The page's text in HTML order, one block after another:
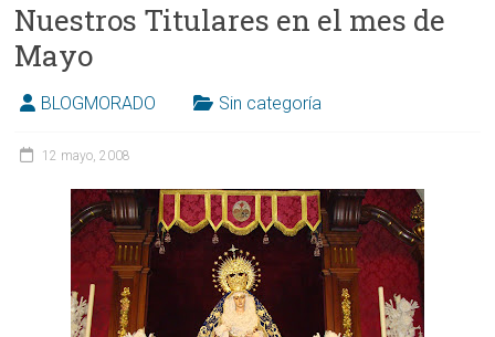
las
Aguas
Nuestros Titulares en el mes de
Mayo
BLOGMORADO Sin categoría
12 mayo, 2008